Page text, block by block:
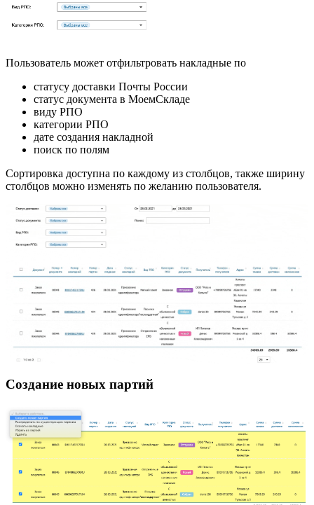
Пользователь может отфильтровать накладные по
статусу доставки Почты России
статус документа в МоемСкладе
виду РПО
категории РПО
дате создания накладной
поиск по полям
Сортировка доступна по каждому из столбцов, также ширину
столбцов можно изменять по желанию пользователя.
Создание новых партий